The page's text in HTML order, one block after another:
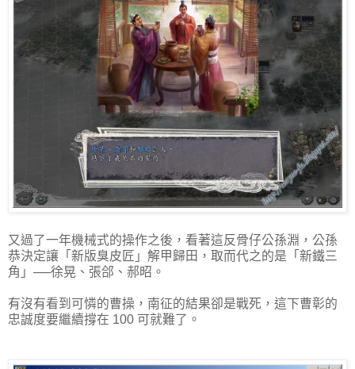
又過了一年機械式的操作之後，看著這反骨仔公孫淵，公孫
恭決定讓「新版臭皮匠」解甲歸田，取而代之的是「新鐵三
角」──徐晃、張郃、郝昭。
有沒有看到可憐的曹操，南征的結果卻是戰死，這下曹彰的
忠誠度要繼續撐在 100 可就難了。